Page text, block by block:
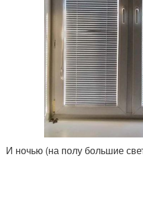
И ночью (на полу большие